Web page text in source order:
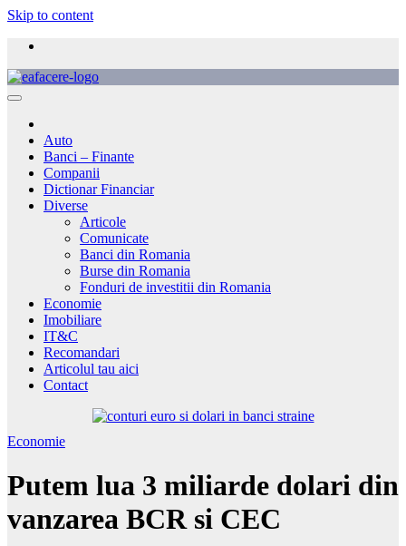
Skip to content
Auto
Banci – Finante
Companii
Dictionar Financiar
Diverse
Articole
Comunicate
Banci din Romania
Burse din Romania
Fonduri de investitii din Romania
Economie
Imobiliare
IT&C
Recomandari
Articolul tau aici
Contact
Economie
Putem lua 3 miliarde dolari din
vanzarea BCR si CEC